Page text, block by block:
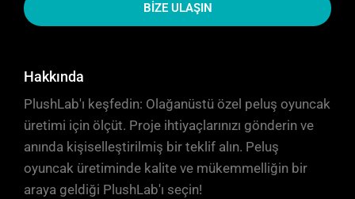
BIZE ULAŞIN
Hakkında
PlushLab'ı keşfedin: Olağanüstü özel peluş oyuncak
üretimi için ölçüt. Proje ihtiyaçlarınızı gönderin ve
anında kişiselleştirilmiş bir teklif alın. Peluş
oyuncak üretiminde kalite ve mükemmelliğin bir
araya geldiği PlushLab'ı seçin!